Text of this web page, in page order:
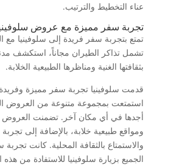
عناء التخطيط والترتيب.
تجربة سفر مميزة مع عروض
تمتع بتجربة سفر فريدة إلى سلوفينيا
تشمل تذاكر الطيران مجاناً، استكشف
بثقافتها الغنية ومناظرها الطبيعية الخلابة.
قدمت سلوفينيا تجربة سفر مميزة
استمتعت بمجموعة متنوعة من العروض
أجدها في أي مكان آخر. تضمنت العروض
ومواقع طبيعية خلابة، بالإضافة إلى تجربة
والاستمتاع بالثقافة المحلية. كانت
الجميع بزيارة سلوفينيا للاستفادة من